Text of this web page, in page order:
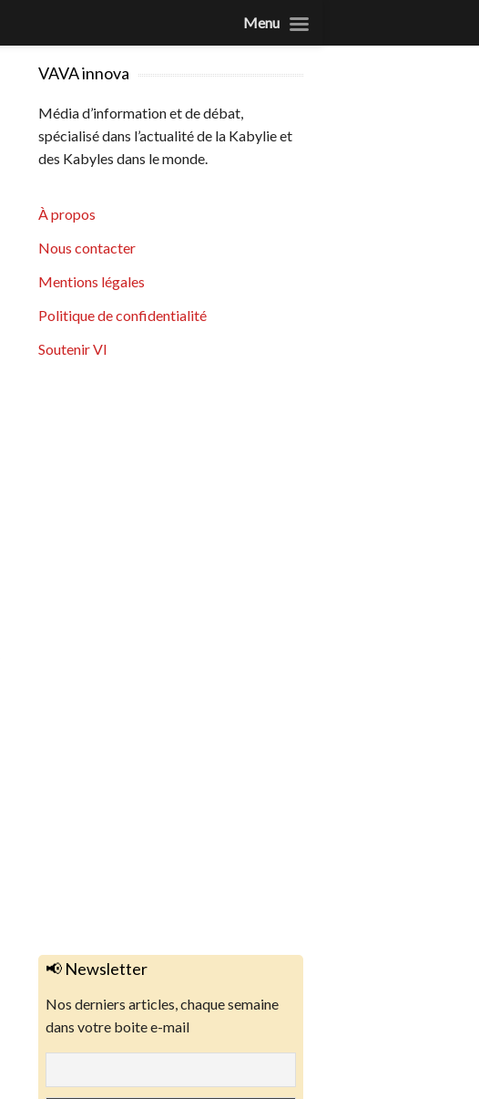
VAVA innova
Média d’information et de débat,
spécialisé dans l’actualité de la Kabylie et
des Kabyles dans le monde.
À propos
Nous contacter
Mentions légales
Politique de confidentialité
Soutenir VI
📢 Newsletter
Nos derniers articles, chaque semaine
dans votre boite e-mail
Menu